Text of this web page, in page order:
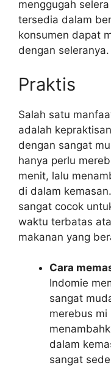
menggugah
tersedia dalam
konsumen dapat
dengan seleranya.
Praktis
Salah satu
adalah
dengan sangat
hanya perlu
menit, lalu
di dalam
sangat cocok
waktu terbatas
makanan yang
Cara
Indomie
sangat
merebus mi
dalam
sangat